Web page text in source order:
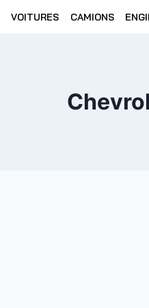
VOITURES CAMIONS